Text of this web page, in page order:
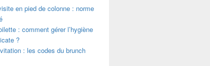
en pied de colonne : norme
: comment gérer l’hygiène
?
: les codes du brunch